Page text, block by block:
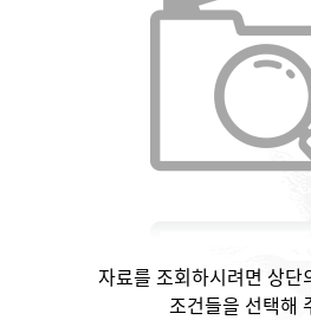
자료를 조회하시려면 상단
조건들을 선택해